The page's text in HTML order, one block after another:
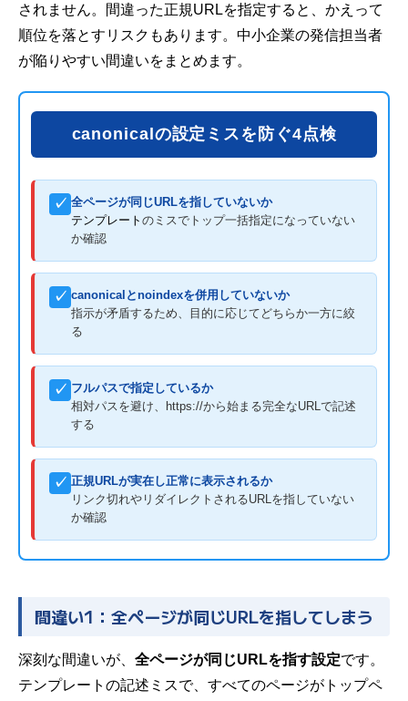
されません。間違った正規URLを指定すると、かえって
順位を落とすリスクもあります。中小企業の発信担当者
が陥りやすい間違いをまとめます。
canonicalの設定ミスを防ぐ4点検
✓ 全ページが同じURLを指していないか
テンプレート のミスでトップ一括指定になっていない
か確認
✓ canonicalとnoindexを併用していないか
指示が矛盾するため、目的に応じてどちらか一方に絞
る
✓ フルパスで指定しているか
相対パスを避け、https://から始まる完全なURLで記述
する
✓ 正規URLが実在し正常に表示されるか
リンク切れやリダイレクトされるURLを指していない
か確認
間違い1：全ページが同じURLを指してしまう
深刻な間違いが、 全ページが同じURLを指す設定です。
テンプレートの記述ミスで、すべてのページがトップペ